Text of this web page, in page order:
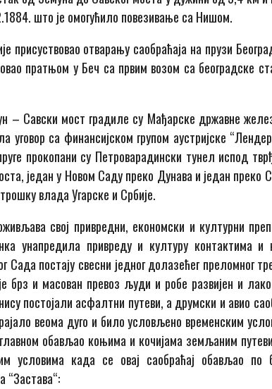
што је омогућило повезивање са Нишом.
присуствовао отварању саобраћаја на прузи
пратњом у Беч са првим возом са београдске
– Савски мост градиле су Мађарске државне
уговор са финансијском групом аустријске
прокопани су Петроварадински тунел испод
један у Новом Саду преко Дунава и један преко
влада Угарске и Србије.
свој привредни, економски и културни
унапредила привреду и културу контактима и
постају свесни једног долазећег преломног
брз и масован превоз људи и робе развијен и
постојали асфалтни путеви, а друмски и авио
веома дуго и било условљено временским
обављао коњима и кочијама земљаним
условима када се овај саобраћај обављао по
“Застава“: